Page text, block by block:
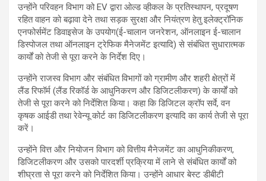
उन्होंने परिवहन विभाग को EV द्वारा ओल्ड व्हीकल के प्रतिस्थापन, प्रदूषण
रहित वाहन को बढ़ावा देने तथा सड़क सुरक्षा और नियंत्रण हेतु इलेक्ट्रॉनिक
एनफोर्समेंट डिवाइसेज के उपयोग(ई-चालान जनरेशन, ऑनलाइन ई-चालान
डिस्पोजल तथा ऑनलाइन ट्रेफिक मैनेजमेंट इत्यादि) से संबंधित सुधारात्मक
कार्यों को तेजी से पूरा करने के निर्देश दिए।
उन्होंने राजस्व विभाग और संबंधित विभागों को ग्रामीण और शहरी क्षेत्रों में
लैंड रिफॉर्म (लैंड रिकॉर्ड के आधुनिकरण और डिजिटलीकरण) के कार्यों को
तेजी से पूरा करने को निर्देशित किया। कहा कि डिजिटल क्रॉप सर्वे, वन
कृषक आईडी तथा रेवेन्यू कोर्ट का डिजिटलीकरण इत्यादि का कार्य तेजी से पूरा
करें।
उन्होंने वित्त और नियोजन विभाग को वित्तीय मैनेजमेंट का आधुनिकीकरण,
डिजिटलीकरण और उसको पारदर्शी प्रक्रिया में लाने से संबंधित कार्यों को
शीघ्रता से पूरा करने को निर्देशित किया। उन्होंने आधार बेस्ट डीबीटी